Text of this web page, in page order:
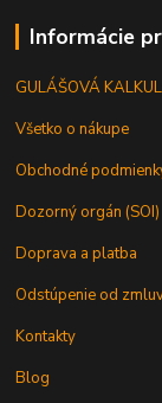
Informácie
GULÁŠOVÁ
Všetko o nákupe
Obchodné
Dozorný orgán (SOI)
Doprava a platba
Odstúpenie od
Kontakty
Blog